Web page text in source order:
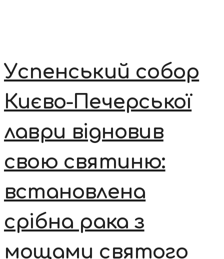
Успенський собор
Києво-Печерської
лаври відновив
свою святиню:
встановлена
срібна рака з
мощами святого